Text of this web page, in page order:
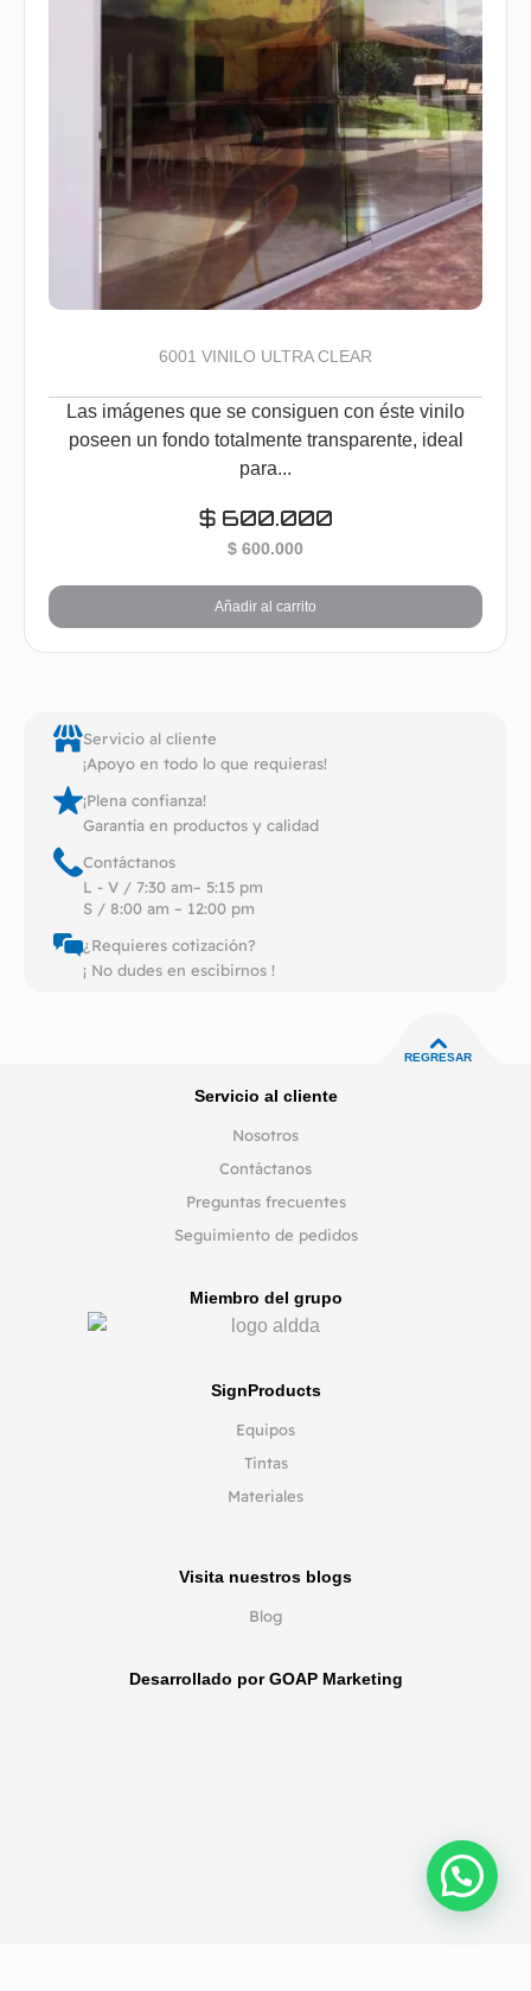
6001 VINILO ULTRA CLEAR
Las imágenes que se consiguen con éste vinilo
poseen un fondo totalmente transparente, ideal
para...
$600.000
$ 600.000
Añadir al carrito
Servicio al cliente
¡Apoyo en todo lo que requieras!
¡Plena confianza!
Garantía en productos y calidad
Contáctanos
L - V / 7:30 am– 5:15 pm
S / 8:00 am – 12:00 pm
¿Requieres cotización?
¡ No dudes en escibirnos !
REGRESAR
Servicio al cliente
Nosotros
Contáctanos
Preguntas frecuentes
Seguimiento de pedidos
Miembro del grupo
SignProducts
Equipos
Tintas
Materiales
Desarrollado por GOAP Marketing
Visita nuestros blogs
Blog